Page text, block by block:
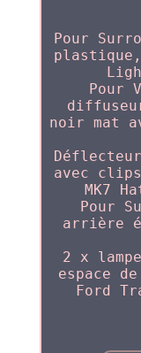
Pour
plastique,
Pour
noir mat
avec
MK7
Pour
arrière
2 x
espace
Ford